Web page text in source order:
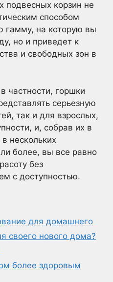
подвесных корзин не
способом
гамму, на которую вы
но и приведет к
и свободных зон в
частности, горшки
серьезную
так и для взрослых,
и, собрав их в
нескольких
более, вы все равно
без
с доступностью.
для домашнего
своего нового дома?
более здоровым